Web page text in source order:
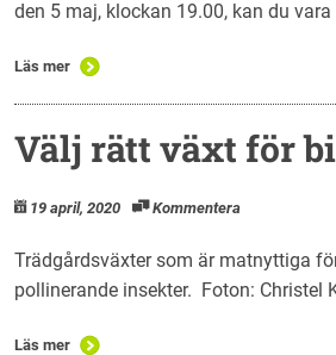
den 5 maj, klockan 19.00, kan du
Läs mer
Välj rätt växt för
19 april, 2020 Kommentera
Trädgårdsväxter som är matnyttiga
pollinerande insekter. Foton: Christel
Läs mer